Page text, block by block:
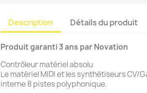
Description Détails du produit
Produit garanti 3 ans par Novation
Contrôleur matériel absolu
Le matériel MIDI et les synthétiseurs CV/
interne 8 pistes polyphonique.